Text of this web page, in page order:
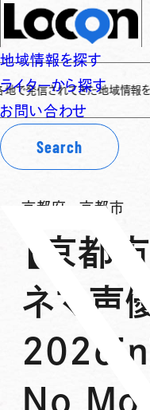
地域情報を探す
ライターから探す
お問い合わせ
Search
きた地域情報を保存・整理
京都府 -京都市
【京都
ネマ声
No